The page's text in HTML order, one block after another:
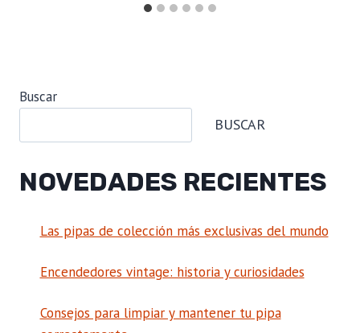
Buscar
BUSCAR
NOVEDADES RECIENTES
Las pipas de colección más exclusivas del mundo
Encendedores vintage: historia y curiosidades
Consejos para limpiar y mantener tu pipa